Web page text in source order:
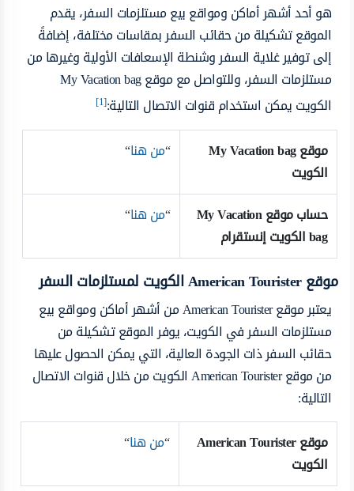
هو أحد أشهر أماكن ومواقع بيع مستلزمات السفر، يقدم
الموقع تشكيلة من حقائب السفر بمقاسات مختلفة، إضافةً
إلى توفير غلاية السفر وشنطة الإسعافات الأولية وغيرها من
مستلزمات السفر، وللتواصل مع موقعMy Vacation bag
الكويت يمكن استخدام قنوات الاتصال التالية:[1]
موقعMy Vacation bag
الكويت
“من هنا“
حساب موقعMy Vacation
bagالكويت إنستقرام
“من هنا“
موقعAmerican Tourister الكويت لمستلزمات السفر
يعتبر موقع American Tourister من أشهر أ
ماكن ومواقع بيع
مستلزمات السفر في الكويت، يوفر الموقع تشكيلة من
حقائب السفر ذات الجودة العالية، التي يمكن الحصول عليها
من موقع
American Tourister الكويت من خلال قنوات الاتصال
التالية:
موقعAmerican Tourister
الكويت
“من هنا“